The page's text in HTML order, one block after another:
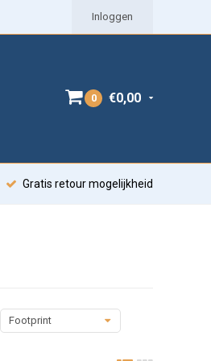
Inloggen
0 €0,00
Gratis retour mogelijkheid
Footprint